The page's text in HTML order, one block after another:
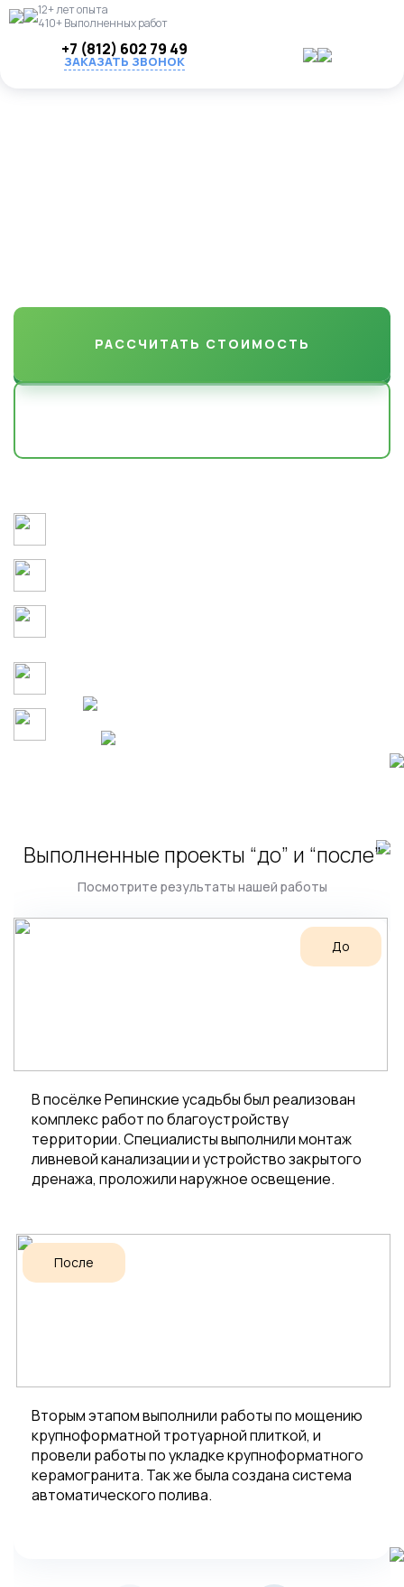
12+ лет опыта
410+ Выполненных работ
+7 (812) 602 79 49
ЗАКАЗАТЬ ЗВОНОК
РАССЧИТАТЬ СТОИМОСТЬ
Выполненные проекты “до” и “после”
Посмотрите результаты нашей работы
До
В посёлке Репинские усадьбы был реализован
комплекс работ по благоустройству
территории. Специалисты выполнили монтаж
ливневой канализации и устройство закрытого
дренажа, проложили наружное освещение.
После
Вторым этапом выполнили работы по мощению
крупноформатной тротуарной плиткой, и
провели работы по укладке крупноформатного
керамогранита. Так же была создана система
автоматического полива.